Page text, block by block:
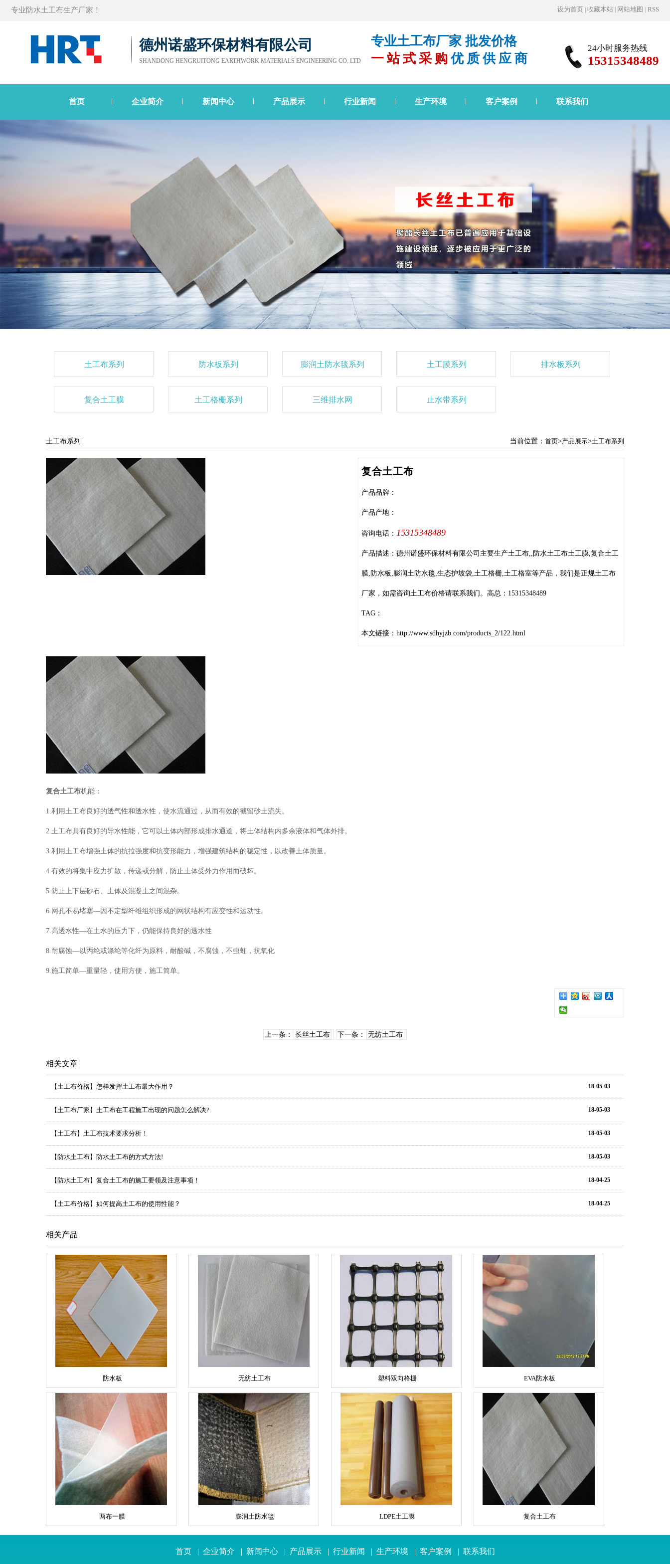
专业防水土工布生产厂家！ 设为首页 收藏本站 网站地图 RSS
德州诺盛环保材料有限公司
SHANDONG HENGRUITONG EARTHWORK MATERIALS ENGINEERING CO. LTD
专业土工布厂家 批发价格
一站式采购优质供应商
24小时服务热线
15315348489
首页 企业简介 新闻中心 产品展示 行业新闻 生产环境 客户案例 联系我们
土工布系列 防水板系列 膨润土防水毯系列 土工膜系列 排水板系列
复合土工膜 土工格栅系列 三维排水网 止水带系列
当前位置： 首页>产品展示>土工布系列
土工布系列
复合土工布
产品品牌：
产品产地：
咨询电话： 15315348489
产品描述：德州诺盛环保材料有限公司主要生产土工布,,防水土工布土工膜,复合土工
膜,防水板,膨润土防水毯,生态护坡袋,土工格栅,土工格室等产品，我们是正规土工布
厂家，如需咨询土工布价格请联系我们。高总：15315348489
TAG：
本文链接： http://www.sdhyjzb.com/products_2/122.html
复合土工布机能：
1.利用土工布良好的透气性和透水性，使水流通过，从而有效的截留砂土流失。
2.土工布具有良好的导水性能，它可以土体内部形成排水通道，将土体结构内多余液体和气体外排。
3.利用土工布增强土体的抗拉强度和抗变形能力，增强建筑结构的稳定性，以改善土体质量。
4.有效的将集中应力扩散，传递或分解，防止土体受外力作用而破坏。
5.防止上下层砂石、土体及混凝土之间混杂。
6.网孔不易堵塞—因不定型纤维组织形成的网状结构有应变性和运动性。
7.高透水性—在土水的压力下，仍能保持良好的透水性
8.耐腐蚀—以丙纶或涤纶等化纤为原料，耐酸碱，不腐蚀，不虫蛀，抗氧化
9.施工简单—重量轻，使用方便，施工简单。
上一条： 长丝土工布 下一条： 无纺土工布
相关文章
18-05-03
【土工布价格】怎样发挥土工布最大作用？
18-05-03
【土工布厂家】土工布在工程施工出现的问题怎么解决?
18-05-03
【土工布】土工布技术要求分析！
18-05-03
【防水土工布】防水土工布的方式方法!
18-04-25
【防水土工布】复合土工布的施工要领及注意事项！
18-04-25
【土工布价格】如何提高土工布的使用性能？
相关产品
防水板 无纺土工布 塑料双向格栅 EVA防水板
两布一膜 膨润土防水毯 LDPE土工膜 复合土工布
首页 | 企业简介 | 新闻中心 | 产品展示 | 行业新闻 | 生产环境 | 客户案例 | 联系我们